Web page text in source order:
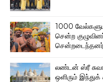
1000
சென்ற
லண்டன் ஸ்ரீ
ஒளிரும்